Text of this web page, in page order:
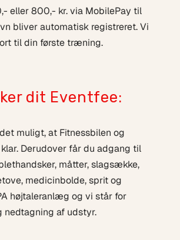
eller 800,- kr. via MobilePay til
bliver automatisk registreret. Vi
til din første træning.
dit Eventfee:
muligt, at Fitnessbilen og
Derudover får du adgang til
måtter, slagsække,
medicinbolde, sprit og
højtaleranlæg og vi står for
nedtagning af udstyr.